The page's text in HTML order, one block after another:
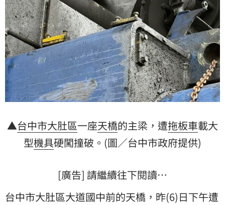
▲台中市大肚區一座天橋的主梁，遭拖板車載大
型機具硬闖撞破。(圖／台中市政府提供)
[廣告] 請繼續往下閱讀…
台中市大肚區大道國中前的天橋，昨(6)日下午遭